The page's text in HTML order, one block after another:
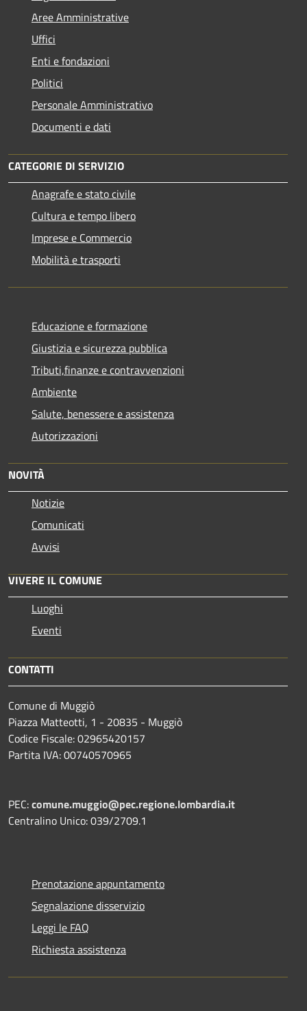
Aree Amministrative
Uffici
Enti e fondazioni
Politici
Personale Amministrativo
Documenti e dati
CATEGORIE DI SERVIZIO
Anagrafe e stato civile
Cultura e tempo libero
Imprese e Commercio
Mobilità e trasporti
Educazione e formazione
Giustizia e sicurezza pubblica
Tributi,finanze e contravvenzioni
Ambiente
Salute, benessere e assistenza
Autorizzazioni
NOVITÀ
Notizie
Comunicati
Avvisi
VIVERE IL COMUNE
Luoghi
Eventi
CONTATTI
Comune di Muggiò
Piazza Matteotti, 1 - 20835 - Muggiò
Codice Fiscale: 02965420157
Partita IVA: 00740570965
PEC:comune.muggio@pec.regione.lombardia.it
Centralino Unico: 039/2709.1
Prenotazione appuntamento
Segnalazione disservizio
Leggi le FAQ
Richiesta assistenza